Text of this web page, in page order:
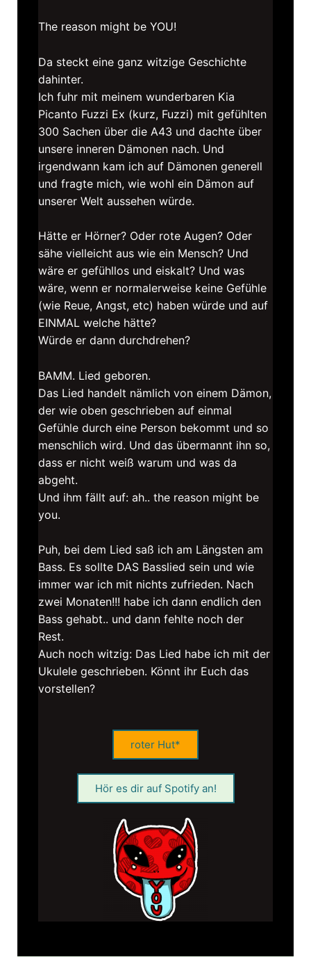
The reason might be YOU!
Da steckt eine ganz witzige Geschichte
dahinter.
Ich fuhr mit meinem wunderbaren Kia
Picanto Fuzzi Ex (kurz, Fuzzi) mit gefühlten
300 Sachen über die A43 und dachte über
unsere inneren Dämonen nach. Und
irgendwann kam ich auf Dämonen generell
und fragte mich, wie wohl ein Dämon auf
unserer Welt aussehen würde.
Hätte er Hörner? Oder rote Augen? Oder
sähe vielleicht aus wie ein Mensch? Und
wäre er gefühllos und eiskalt? Und was
wäre, wenn er normalerweise keine Gefühle
(wie Reue, Angst, etc) haben würde und auf
EINMAL welche hätte?
Würde er dann durchdrehen?
BAMM. Lied geboren.
Das Lied handelt nämlich von einem Dämon,
der wie oben geschrieben auf einmal
Gefühle durch eine Person bekommt und so
menschlich wird. Und das übermannt ihn so,
dass er nicht weiß warum und was da
abgeht.
Und ihm fällt auf: ah.. the reason might be
you.
Puh, bei dem Lied saß ich am Längsten am
Bass. Es sollte DAS Basslied sein und wie
immer war ich mit nichts zufrieden. Nach
zwei Monaten!!! habe ich dann endlich den
Bass gehabt.. und dann fehlte noch der
Rest.
Auch noch witzig: Das Lied habe ich mit der
Ukulele geschrieben. Könnt ihr Euch das
vorstellen?
roter Hut*
Hör es dir auf Spotify an!